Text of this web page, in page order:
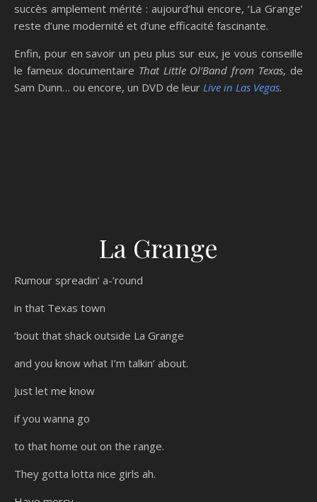
succès amplement mérité : aujourd’hui encore, ‘La Grange’
reste d’une modernité et d’une efficacité fascinante.
Enfin, pour en savoir un peu plus sur eux, je vous conseille
le fameux documentaire That Little Ol’Band from Texas, de
Sam Dunn… ou encore, un DVD de leur Live in Las Vegas.
La Grange
Rumour spreadin’ a-’round
in that Texas town
’bout that shack outside La Grange
and you know what I’m talkin’ about.
Just let me know
if you wanna go
to that home out on the range.
They gotta lotta nice girls ah.